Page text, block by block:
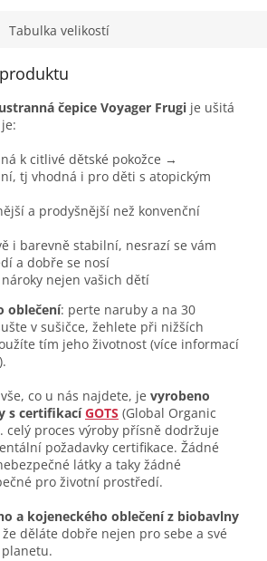
Tabulka velikostí
čepice Voyager Frugi je ušitá
k citlivé dětské pokožce →
tj vhodná i pro děti s atopickým
a prodyšnější než konvenční
i barevně stabilní, nesrazí se vám
a dobře se nosí
nejen vašich dětí
oblečení: perte naruby a na 30
v sušičce, žehlete při nižších
tím jeho životnost (více informací
).
co u nás najdete, je vyrobeno
s certifikacíGOTS (Global Organic
celý proces výroby přísně dodržuje
požadavky certifikace. Žádné
látky a taky žádné
pro životní prostředí.
a kojeneckého oblečení z biobavlny
děláte dobře nejen pro sebe a své